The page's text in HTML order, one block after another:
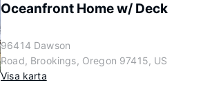
Oceanfront Home w/ Deck
96414 Dawson
Road, Brookings, Oregon 97415, US
Visa karta